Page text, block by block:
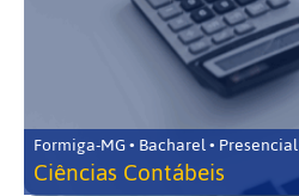
Formiga-MG • Bacharel • Presencial
Ciências Contábeis